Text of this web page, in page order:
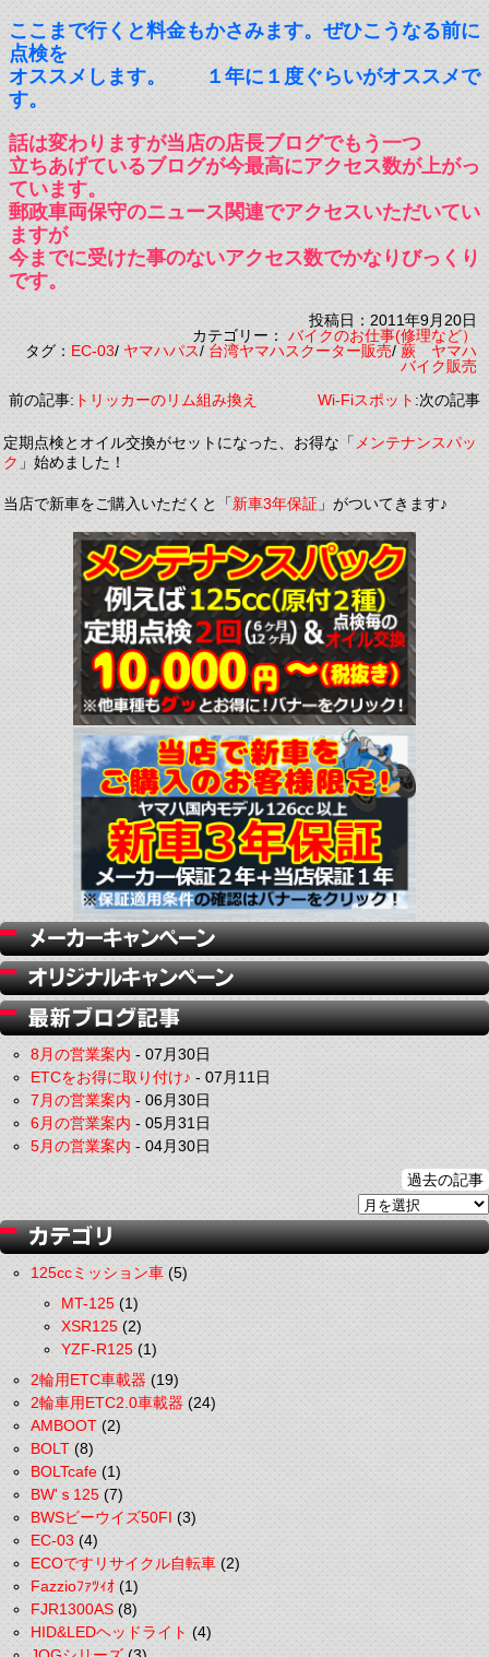
ここまで行くと料金もかさみます。ぜひこうなる前に
点検を
オススメします。 １年に１度ぐらいがオススメで
す。
話は変わりますが当店の店長ブログでもう一つ
立ちあげているブログが今最高にアクセス数が上がっ
ています。
郵政車両保守のニュース関連でアクセスいただいてい
ますが
今までに受けた事のないアクセス数でかなりびっくり
です。
投稿日：2011年9月20日
カテゴリー：バイクのお仕事(修理など）
タグ：EC-03/ヤマハパス/台湾ヤマハスクーター販売/蕨 ヤマハ
バイク販売
前の記事:トリッカーのリム組み換え Wi-Fiスポット:次の記事
定期点検とオイル交換がセットになった、お得な「メンテナンスパッ
ク」始めました！
当店で新車をご購入いただくと「新車3年保証」がついてきます♪
8月の営業案内-07月30日
ETCをお得に取り付け♪-07月11日
7月の営業案内-06月30日
6月の営業案内-05月31日
5月の営業案内-04月30日
過去の記事
125ccミッション車(5)
MT-125(1)
XSR125(2)
YZF-R125(1)
2輪用ETC車載器(19)
2輪車用ETC2.0車載器(24)
AMBOOT(2)
BOLT(8)
BOLTcafe(1)
BW'ｓ125(7)
BWSビーウイズ50FI(3)
EC-03(4)
ECOですリサイクル自転車(2)
Fazzioﾌｧﾂｨｵ(1)
FJR1300AS(8)
HID&LEDヘッドライト(4)